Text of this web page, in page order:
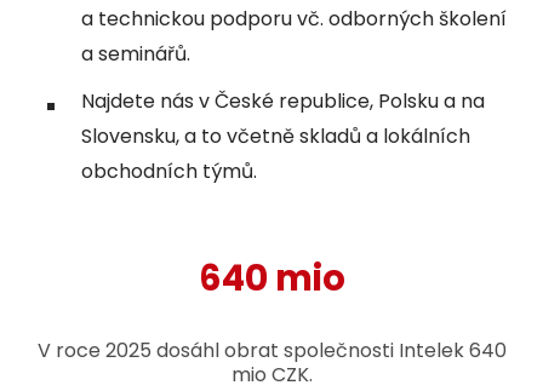
a technickou podporu vč. odborných školení
a seminářů.
Najdete nás v České republice, Polsku a na
Slovensku, a to včetně skladů a lokálních
obchodních týmů.
640 mio
V roce 2025 dosáhl obrat společnosti Intelek 640
mio CZK.